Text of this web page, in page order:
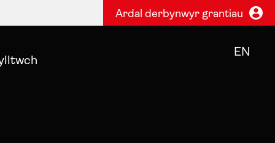
Ardal derbynwyr grantiau
EN